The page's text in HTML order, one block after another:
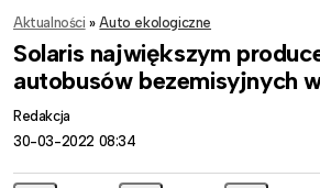
Aktualności » Auto ekologiczne
Solaris największym
autobusów bezemisyjnych
Redakcja
30-03-2022 08:34